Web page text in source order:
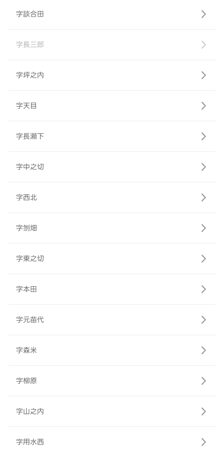
字談合田
字長三郎
字坪之内
字天目
字長瀬下
字中之切
字西北
字刎畑
字東之切
字本田
字元苗代
字森米
字柳原
字山之内
字用水西